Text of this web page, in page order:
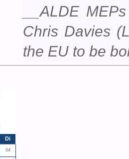
__ALDE
Chris Davies
the EU to be
Di
04